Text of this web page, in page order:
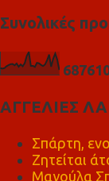
Συνολικές
68761
ΑΓΓΕΛΙΕΣ
Σπάρτη,
Ζητείται
Μαγούλα